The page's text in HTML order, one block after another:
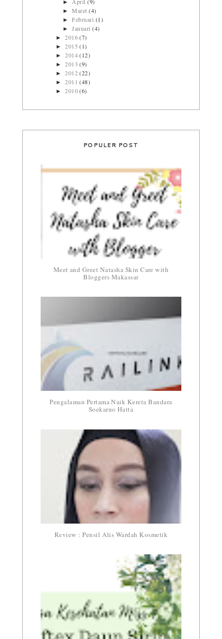
►
►Maret(4)
►Februari (1)
►Januari(4)
►2016(7)
►2015(1)
►2014(12)
►2013(9)
►2012(22)
►2011(48)
►2010(6)
POPULER POST
Meet and Greet Natasha Skin Care with
Bloggers Makassar
Pengalaman Pertama Naik Kereta Bandara
Soekarno Hatta
Review : Pensil Alis Wardah Kosmetik